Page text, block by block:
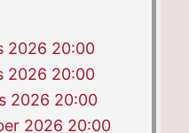
2026 20:00
2026 20:00
2026 20:00
2026 20:00